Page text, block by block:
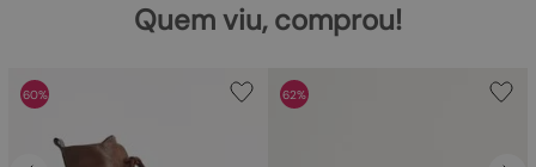
Quem viu, comprou!
60% 62%